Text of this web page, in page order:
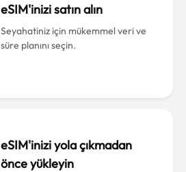
eSIM'inizi satın alın
Seyahatiniz için mükemmel veri ve
süre planını seçin.
eSIM'inizi yola çıkmadan
önce yükleyin